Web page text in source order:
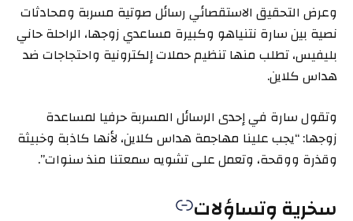
وعرض التحقيق الاستقصائي رسائل صوتية مسربة ومحادثات
نصية بين سارة نتنياهو وكبيرة مساعدي زوجها، الراحلة حاني
بليفيس، تطلب منها تنظيم حملات إلكترونية واحتجاجات ضد
هداس كلاين.
وتقول سارة في إحدى الرسائل المسربة حرفيا لمساعدة
زوجها: “يجب علينا مهاجمة هداس كلاين، لأنها كاذبة وخبيثة
وقذرة ووقحة، وتعمل على تشويه سمعتنا منذ سنوات”.
سخرية وتساؤلات